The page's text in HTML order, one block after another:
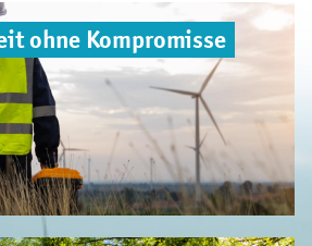
ohne Kompromisse